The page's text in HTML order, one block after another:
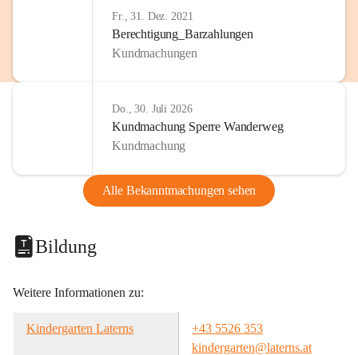
Fr., 31. Dez. 2021
Berechtigung_Barzahlungen
Kundmachungen
Do., 30. Juli 2026
Kundmachung Sperre Wanderweg
Kundmachung
Alle Bekanntmachungen sehen
Bildung
Weitere Informationen zu:
Kindergarten Laterns
+43 5526 353
kindergarten@laterns.at